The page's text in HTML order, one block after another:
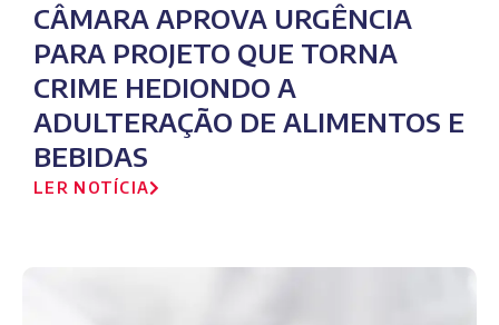
CÂMARA APROVA URGÊNCIA
PARA PROJETO QUE TORNA
CRIME HEDIONDO A
ADULTERAÇÃO DE ALIMENTOS E
BEBIDAS
LER NOTÍCIA